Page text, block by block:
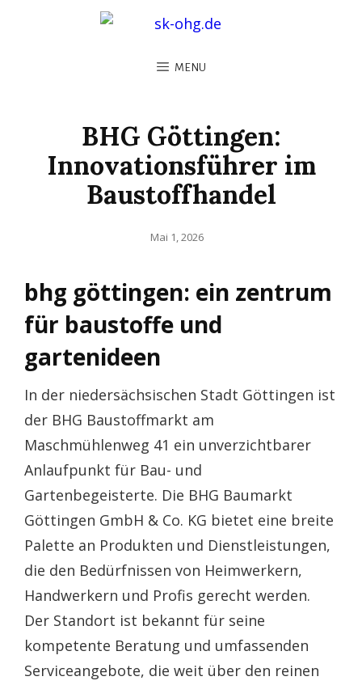
MENU
BHG Göttingen:
Innovationsführer im
Baustoffhandel
Posted
Mai 1, 2026
bhg göttingen: ein zentrum
für baustoffe und
gartenideen
In der niedersächsischen Stadt Göttingen ist
der BHG Baustoffmarkt am
Maschmühlenweg 41 ein unverzichtbarer
Anlaufpunkt für Bau- und
Gartenbegeisterte. Die BHG Baumarkt
Göttingen GmbH & Co. KG bietet eine breite
Palette an Produkten und Dienstleistungen,
die den Bedürfnissen von Heimwerkern,
Handwerkern und Profis gerecht werden.
Der Standort ist bekannt für seine
kompetente Beratung und umfassenden
Serviceangebote, die weit über den reinen